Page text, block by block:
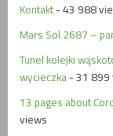
Kontakt - 43 988
Mars Sol 2687 –
Tunel kolejki
wycieczka - 31 899
13 pages about
views